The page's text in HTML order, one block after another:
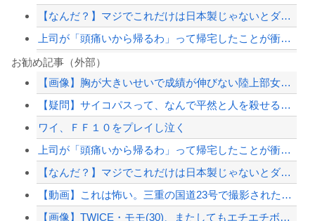
【なんだ？】マジでこれだけは日本製じゃないとダメな物
上司が「頭痛いから帰るわ」って帰宅したことが衝撃的だった
8割がGemini利用、ChatGPTは68%
【画像】胸が大きいせいで成績が伸びない陸上部女子ｗｗｗｗｗｗｗｗｗｗｗｗ
【配信者】「金バエ」のSNS更新が1週間途絶え、様々な憶測が飛び交う。1週間ぶり...
【緊急速報】NYで警官が黒人男性の首を絞め、暴動第二波不可避へ
お勧め記事（外部）
【画像】胸が大きいせいで成績が伸びない陸上部女子ｗｗｗｗｗｗｗｗｗｗｗｗ
【疑問】サイコパスって、なんで平然と人を殺せるの？
ワイ、ＦＦ１０をプレイし泣く
上司が「頭痛いから帰るわ」って帰宅したことが衝撃的だった
【なんだ？】マジでこれだけは日本製じゃないとダメな物
【動画】これは怖い。三重の国道23号で撮影された避けようがないもらい事故の瞬間。
【画像】TWICE・モモ(30)、またしてもエチエチボデーを披露wwwwwwww...